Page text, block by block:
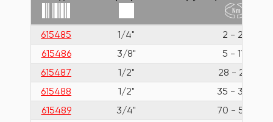
615485 1/4"
2 - 24
615486
3/8"
5 - 110
615487
1/2"
28 - 210
615488
1/2"
35 - 350
615489
3/4"
70 - 560